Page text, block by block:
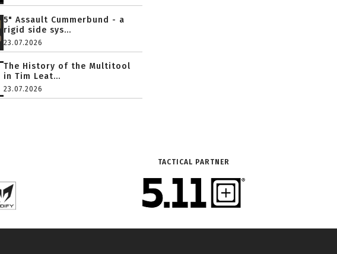
5" Assault Cummerbund - a
rigid side sys...
23.07.2026
The History of the Multitool
in Tim Leat...
23.07.2026
TACTICAL PARTNER